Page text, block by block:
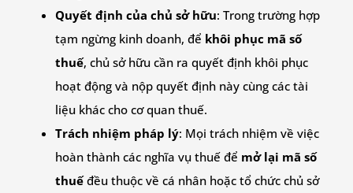
Quyết định của chủ sở hữu: Trong trường hợp
tạm ngừng kinh doanh, để khôi phục mã số
thuế, chủ sở hữu cần ra quyết định khôi phục
hoạt động và nộp quyết định này cùng các tài
liệu khác cho cơ quan thuế.
Trách nhiệm pháp lý: Mọi trách nhiệm về việc
hoàn thành các nghĩa vụ thuế để mở lại mã số
thuếđều thuộc về cá nhân hoặc tổ chức chủ sở